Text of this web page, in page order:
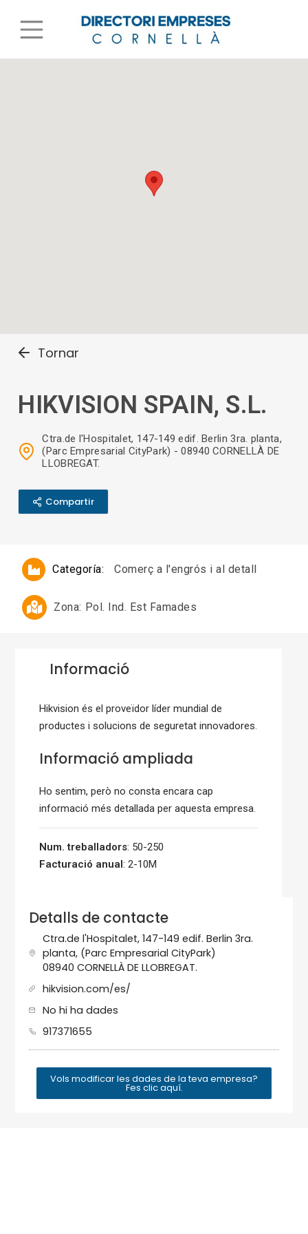
Tornar
HIKVISION SPAIN, S.L.
Ctra.de l'Hospitalet, 147-149 edif. Berlin 3ra. planta,
(Parc Empresarial CityPark) - 08940 CORNELLÀ DE
LLOBREGAT.
Compartir
Categoría: Comerç a l'engrós i al detall
Zona: Pol. Ind. Est Famades
Informació
Hikvision és el proveïdor líder mundial de
productes i solucions de seguretat innovadores.
Informació ampliada
Ho sentim, però no consta encara cap
informació més detallada per aquesta empresa.
Num. treballadors: 50-250
Facturació anual: 2-10M
Detalls de contacte
Ctra.de l'Hospitalet, 147-149 edif. Berlin 3ra.
planta, (Parc Empresarial CityPark)
08940 CORNELLÀ DE LLOBREGAT.
hikvision.com/es/
No hi ha dades
917371655
Vols modificar les dades de la teva empresa?
Fes clic aquí.